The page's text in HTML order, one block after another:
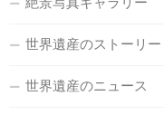
世界遺産のストーリー
世界遺産のニュース